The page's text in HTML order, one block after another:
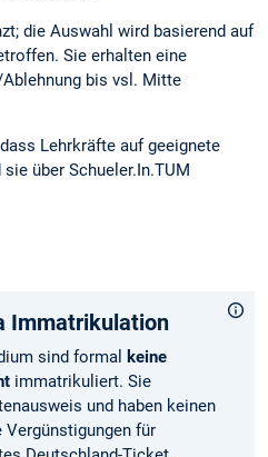
die Auswahl wird basierend auf
Sie erhalten eine
bis vsl. Mitte
Lehrkräfte auf geeignete
über Schueler.In.TUM
Immatrikulation
sind formal
keine
immatrikuliert. Sie
und haben keinen
für